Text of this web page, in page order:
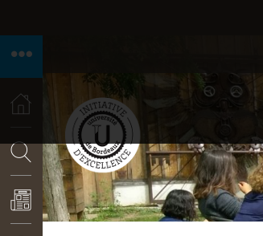
ACCUEIL
RECHERCHE